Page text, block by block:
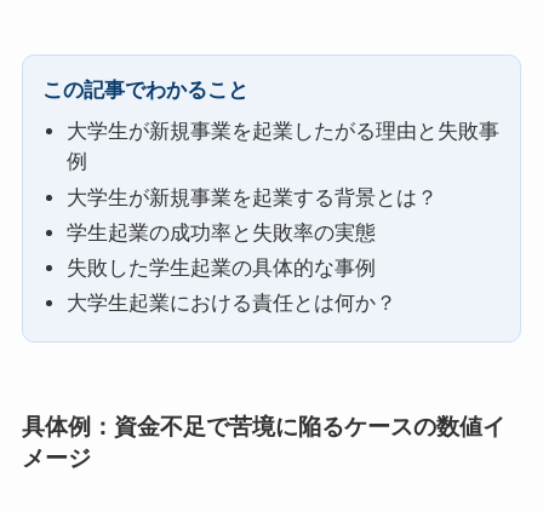
この記事でわかること
大学生が新規事業を起業したがる理由と失敗事
例
大学生が新規事業を起業する背景とは？
学生起業の成功率と失敗率の実態
失敗した学生起業の具体的な事例
大学生起業における責任とは何か？
具体例：資金不足で苦境に陥るケースの数値イ
メージ